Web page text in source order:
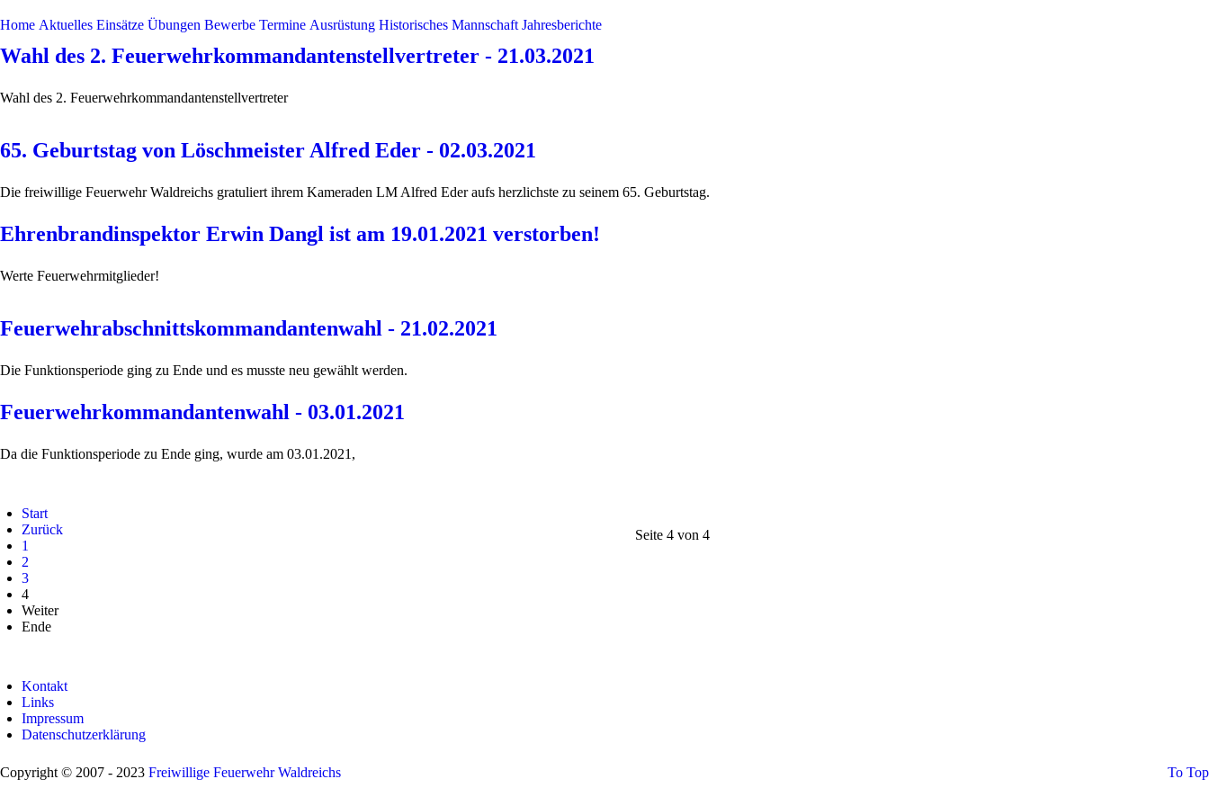
Home Aktuelles Einsätze Übungen Bewerbe Termine Ausrüstung Historisches Mannschaft Jahresberichte
Wahl des 2. Feuerwehrkommandantenstellvertreter - 21.03.2021
Wahl des 2. Feuerwehrkommandantenstellvertreter
65. Geburtstag von Löschmeister Alfred Eder - 02.03.2021
Die freiwillige Feuerwehr Waldreichs gratuliert ihrem Kameraden LM Alfred Eder aufs herzlichste zu seinem 65. Geburtstag.
Ehrenbrandinspektor Erwin Dangl ist am 19.01.2021 verstorben!
Werte Feuerwehrmitglieder!
Feuerwehrabschnittskommandantenwahl - 21.02.2021
Die Funktionsperiode ging zu Ende und es musste neu gewählt werden.
Feuerwehrkommandantenwahl - 03.01.2021
Da die Funktionsperiode zu Ende ging, wurde am 03.01.2021,
Seite 4 von 4
Start
Zurück
1
2
3
4
Weiter
Ende
Kontakt
Links
Impressum
Datenschutzerklärung
Copyright © 2007 - 2023 Freiwillige Feuerwehr Waldreichs To Top